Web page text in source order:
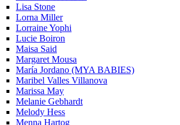
Lisa Stone
Lorna Miller
Lorraine Yophi
Lucie Boiron
Maisa Said
Margaret Mousa
María Jordano (MYA BABIES)
Maribel Valles Villanova
Marissa May
Melanie Gebhardt
Melody Hess
Menna Hartog